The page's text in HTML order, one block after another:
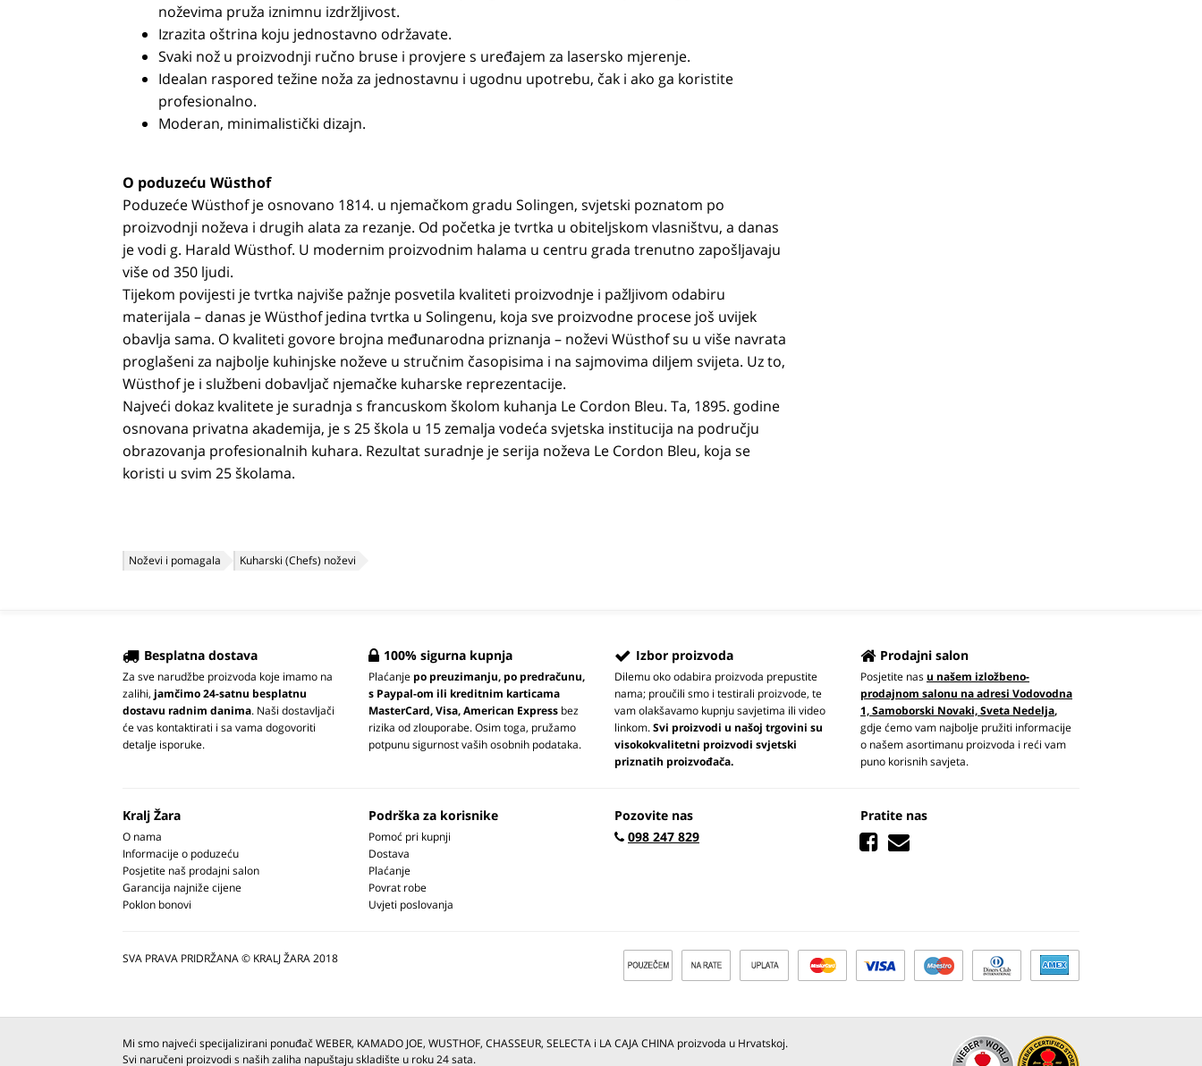
noževima pruža iznimnu izdržljivost.
Izrazita oštrina koju jednostavno održavate.
Svaki nož u proizvodnji ručno bruse i provjere s uređajem za lasersko mjerenje.
Idealan raspored težine noža za jednostavnu i ugodnu upotrebu, čak i ako ga koristite
profesionalno.
Moderan, minimalistički dizajn.
O poduzeću Wüsthof
Poduzeće Wüsthof je osnovano 1814. u njemačkom gradu Solingen, svjetski poznatom po
proizvodnji noževa i drugih alata za rezanje. Od početka je tvrtka u obiteljskom vlasništvu, a danas
je vodi g. Harald Wüsthof. U modernim proizvodnim halama u centru grada trenutno zapošljavaju
više od 350 ljudi.
Tijekom povijesti je tvrtka najviše pažnje posvetila kvaliteti proizvodnje i pažljivom odabiru
materijala – danas je Wüsthof jedina tvrtka u Solingenu, koja sve proizvodne procese još uvijek
obavlja sama. O kvaliteti govore brojna međunarodna priznanja – noževi Wüsthof su u više navrata
proglašeni za najbolje kuhinjske noževe u stručnim časopisima i na sajmovima diljem svijeta. Uz to,
Wüsthof je i službeni dobavljač njemačke kuharske reprezentacije.
Najveći dokaz kvalitete je suradnja s francuskom školom kuhanja Le Cordon Bleu. Ta, 1895. godine
osnovana privatna akademija, je s 25 škola u 15 zemalja vodeća svjetska institucija na području
obrazovanja profesionalnih kuhara. Rezultat suradnje je serija noževa Le Cordon Bleu, koja se
koristi u svim 25 školama.
Noževi i pomagala Kuharski (Chefs) noževi
Besplatna dostava
Za sve narudžbe proizvoda koje imamo na
zalihi, jamčimo 24-satnu besplatnu
dostavu radnim danima. Naši dostavljači
će vas kontaktirati i sa vama dogovoriti
detalje isporuke.
100% sigurna kupnja
Plaćanje po preuzimanju, po predračunu,
s Paypal-om ili kreditnim karticama
MasterCard, Visa, American Express bez
rizika od zlouporabe. Osim toga, pružamo
potpunu sigurnost vaših osobnih podataka.
Izbor proizvoda
Dilemu oko odabira proizvoda prepustite
nama; proučili smo i testirali proizvode, te
vam olakšavamo kupnju savjetima ili video
linkom.Svi proizvodi u našoj trgovini su
visokokvalitetni proizvodi svjetski
priznatih proizvođača.
Prodajni salon
Posjetite nasu našem izložbeno-
prodajnom salonu na adresi Vodovodna
1, Samoborski Novaki, Sveta Nedelja,
gdje ćemo vam najbolje pružiti informacije
o našem asortimanu proizvoda i reći vam
puno korisnih savjeta.
Kralj Žara
O nama
Informacije o poduzeću
Posjetite naš prodajni salon
Garancija najniže cijene
Poklon bonovi
Podrška za korisnike
Pomoć pri kupnji
Dostava
Plaćanje
Povrat robe
Uvjeti poslovanja
Pozovite nas
098 247 829
Pratite nas
SVA PRAVA PRIDRŽANA © KRALJ ŽARA 2018
Mi smo najveći specijalizirani ponuđač WEBER, KAMADO JOE, WUSTHOF, CHASSEUR, SELECTA i LA CAJA CHINA proizvoda u Hrvatskoj.
Svi naručeni proizvodi s naših zaliha napuštaju skladište u roku 24 sata.